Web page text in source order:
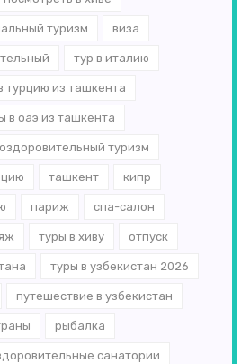
туризм виза
тур в италию
турцию из ташкента
в оаэ из ташкента
туризм
ташкент кипр
париж спа-салон
туры в хиву отпуск
туры в узбекистан 2026
путешествие в узбекистан
рыбалка
санатории